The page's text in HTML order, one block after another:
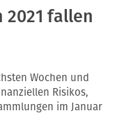
2021 fallen
Wochen und
Risikos,
im Januar